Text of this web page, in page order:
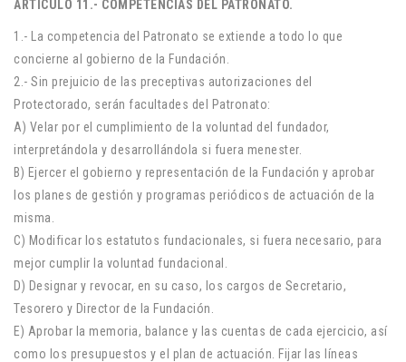
ARTÍCULO 11.- COMPETENCIAS DEL PATRONATO.
1.- La competencia del Patronato se extiende a todo lo que
concierne al gobierno de la Fundación.
2.- Sin prejuicio de las preceptivas autorizaciones del
Protectorado, serán facultades del Patronato:
A) Velar por el cumplimiento de la voluntad del fundador,
interpretándola y desarrollándola si fuera menester.
B) Ejercer el gobierno y representación de la Fundación y aprobar
los planes de gestión y programas periódicos de actuación de la
misma.
C) Modificar los estatutos fundacionales, si fuera necesario, para
mejor cumplir la voluntad fundacional.
D) Designar y revocar, en su caso, los cargos de Secretario,
Tesorero y Director de la Fundación.
E) Aprobar la memoria, balance y las cuentas de cada ejercicio, así
como los presupuestos y el plan de actuación. Fijar las líneas